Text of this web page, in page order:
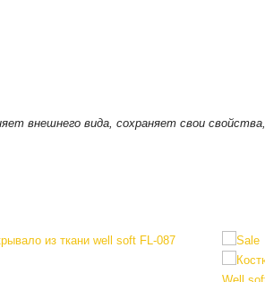
внешнего вида, сохраняет свои